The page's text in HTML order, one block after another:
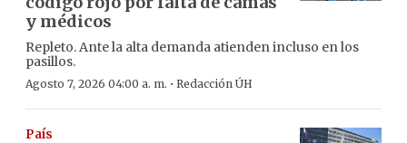
y médicos
Repleto. Ante la alta demanda atienden incluso en los
pasillos.
Agosto 7, 2026 04:00 a. m. · Redacción ÚH
País